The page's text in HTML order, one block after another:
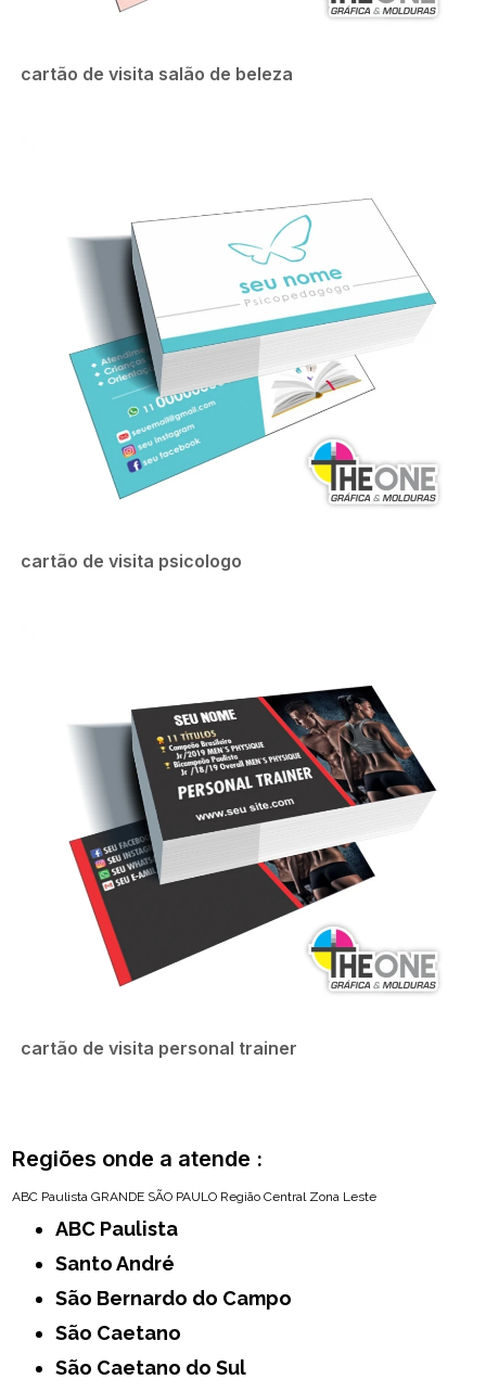
cartão de visita salão de beleza
cartão de visita psicologo
cartão de visita personal trainer
Regiões onde a atende :
ABC Paulista GRANDE SÃO PAULO Região Central Zona Leste
ABC Paulista
Santo André
São Bernardo do Campo
São Caetano
São Caetano do Sul